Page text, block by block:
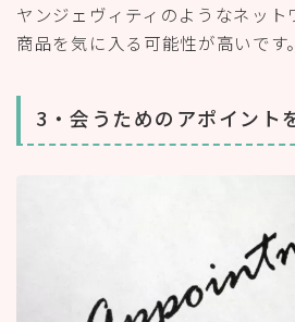
ヤンジェヴィティのようなネット
商品を気に入る可能性が高いです。
3・会うためのアポイント